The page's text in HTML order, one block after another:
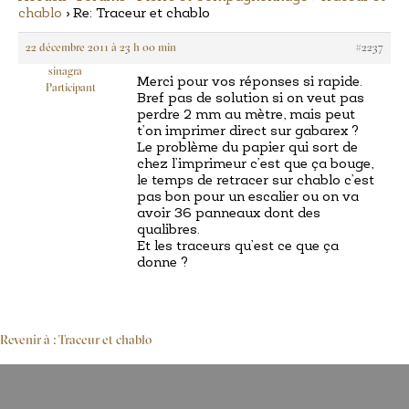
chablo › Re: Traceur et chablo
22 décembre 2011 à 23 h 00 min #2237
sinagra
Participant
Merci pour vos réponses si rapide.
Bref pas de solution si on veut pas
perdre 2 mm au mètre, mais peut
t’on imprimer direct sur gabarex ?
Le problème du papier qui sort de
chez l’imprimeur c’est que ça bouge,
le temps de retracer sur chablo c’est
pas bon pour un escalier ou on va
avoir 36 panneaux dont des
qualibres.
Et les traceurs qu’est ce que ça
donne ?
Revenir à : Traceur et chablo